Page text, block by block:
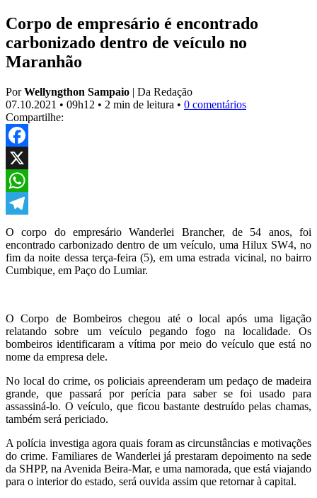
Corpo de empresário é encontrado
carbonizado dentro de veículo no
Maranhão
PorWellyngthon Sampaio | Da Redação
07.10.2021 • 09h12 • 2 min de leitura • 0 comentários
Compartilhe:
Facebook
X
WhatsApp
Telegram
O corpo do empresário Wanderlei Brancher, de 54 anos, foi
encontrado carbonizado dentro de um veículo, uma Hilux SW4, no
fim da noite dessa terça-feira (5), em uma estrada vicinal, no bairro
Cumbique, em Paço do Lumiar.
O Corpo de Bombeiros chegou até o local após uma ligação
relatando sobre um veículo pegando fogo na localidade. Os
bombeiros identificaram a vítima por meio do veículo que está no
nome da empresa dele.
No local do crime, os policiais apreenderam um pedaço de madeira
grande, que passará por perícia para saber se foi usado para
assassiná-lo. O veículo, que ficou bastante destruído pelas chamas,
também será periciado.
A polícia investiga agora quais foram as circunstâncias e motivações
do crime. Familiares de Wanderlei já prestaram depoimento na sede
da SHPP, na Avenida Beira-Mar, e uma namorada, que está viajando
para o interior do estado, será ouvida assim que retornar à capital.